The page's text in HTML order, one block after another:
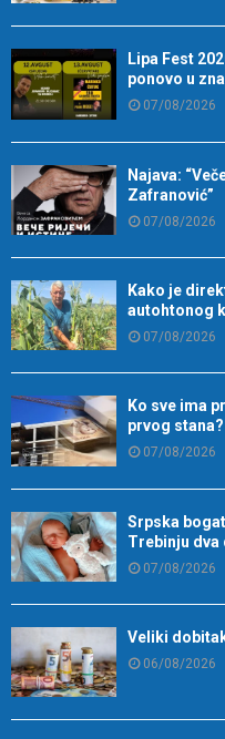
Lipa Fest
ponovo u
07/08/2026
Najava:
Zafranović”
07/08/2026
Kako je
autohtonog
07/08/2026
Ko sve ima
prvog stana?
07/08/2026
Srpska
Trebinju dva
07/08/2026
Veliki
06/08/2026